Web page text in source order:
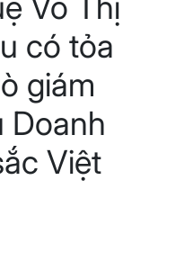
có tỏa
giám
Doanh
Việt